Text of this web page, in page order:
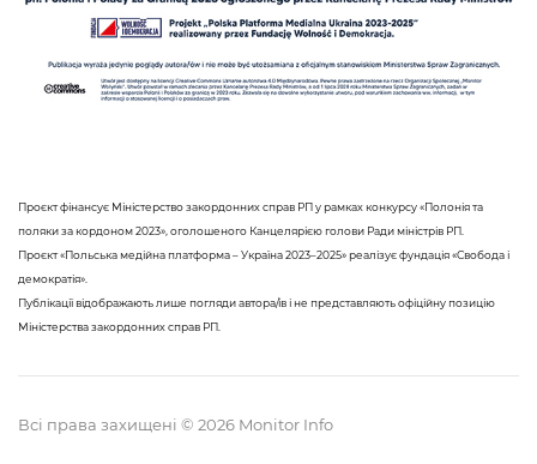
Проєкт фінансує Міністерство закордонних справ РП у рамках конкурсу «Полонія та
поляки за кордоном 2023», оголошеного Канцелярією голови Ради міністрів РП.
Проєкт «Польська медійна платформа – Україна 2023–2025» реалізує фундація «Свобода і
демократія».
Публікації відображають лише погляди автора/ів і не представляють офіційну позицію
Міністерства закордонних справ РП.
Всі права захищені © 2026 Monitor Info